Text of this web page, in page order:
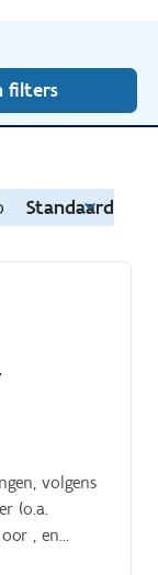
filters
Standaard
volgens
(o.a.
, en